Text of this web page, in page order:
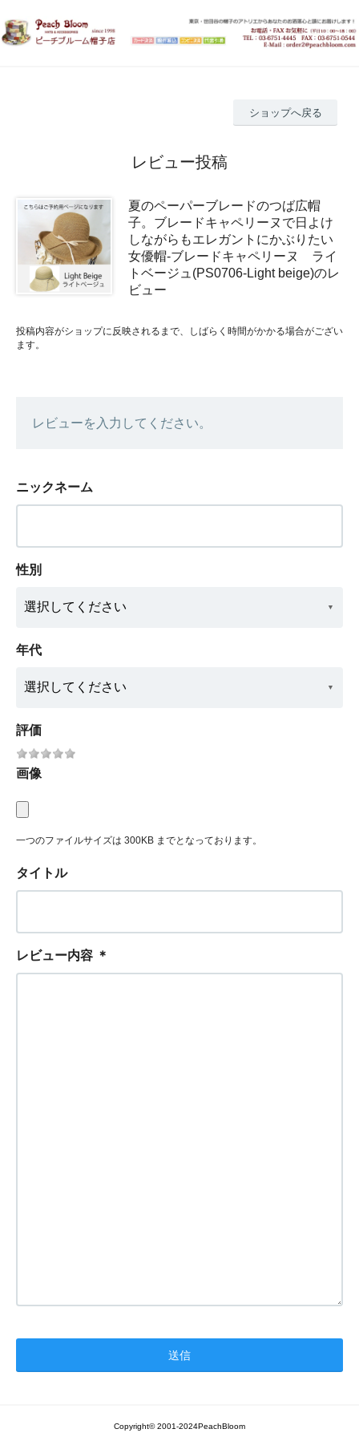
ショップへ戻る
レビュー投稿
夏のペーパーブレードのつば広帽
子。ブレードキャペリーヌで日よけ
しながらもエレガントにかぶりたい
女優帽-ブレードキャペリーヌ ライ
トベージュ(PS0706-Light beige)のレ
ビュー
投稿内容がショップに反映されるまで、しばらく時間がかかる場合がござい
ます。
レビューを入力してください。
ニックネーム
性別
年代
評価
画像
一つのファイルサイズは 300KB までとなっております。
タイトル
レビュー内容 ＊
Copyright© 2001-2024PeachBloom